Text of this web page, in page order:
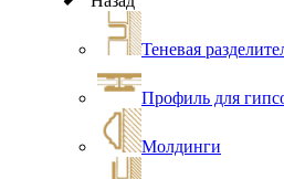
Теневая
Профиль для
Молдинги